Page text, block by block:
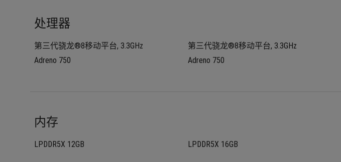
处理器
第三代骁龙®8移动平台, 3.3GHz
Adreno 750
第三代骁龙®8移动平台, 3.3GHz
Adreno 750
内存
LPDDR5X 12GB LPDDR5X 16GB